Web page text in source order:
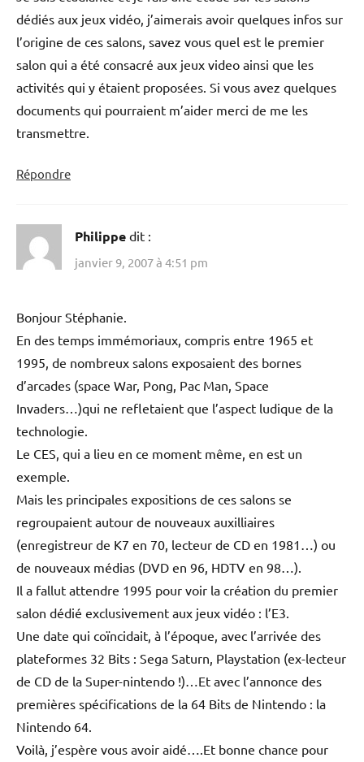
dédiés aux jeux vidéo, j’aimerais avoir quelques infos sur
l’origine de ces salons, savez vous quel est le premier
salon qui a été consacré aux jeux video ainsi que les
activités qui y étaient proposées. Si vous avez quelques
documents qui pourraient m’aider merci de me les
transmettre.
Répondre
Philippe dit :
janvier 9, 2007 à 4:51 pm
Bonjour Stéphanie.
En des temps immémoriaux, compris entre 1965 et
1995, de nombreux salons exposaient des bornes
d’arcades (space War, Pong, Pac Man, Space
Invaders…)qui ne refletaient que l’aspect ludique de la
technologie.
Le CES, qui a lieu en ce moment même, en est un
exemple.
Mais les principales expositions de ces salons se
regroupaient autour de nouveaux auxilliaires
(enregistreur de K7 en 70, lecteur de CD en 1981…) ou
de nouveaux médias (DVD en 96, HDTV en 98…).
Il a fallut attendre 1995 pour voir la création du premier
salon dédié exclusivement aux jeux vidéo : l’E3.
Une date qui coïncidait, à l’époque, avec l’arrivée des
plateformes 32 Bits : Sega Saturn, Playstation (ex-lecteur
de CD de la Super-nintendo !)…Et avec l’annonce des
premières spécifications de la 64 Bits de Nintendo : la
Nintendo 64.
Voilà, j’espère vous avoir aidé….Et bonne chance pour